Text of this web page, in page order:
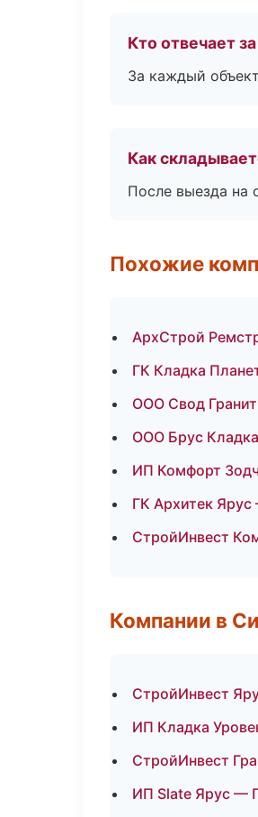
Кто отвечает
За каждый
Как
После выезда на
Похожие
АрхСтрой
ГК Кладка
ООО Свод
ООО Брус
ИП Комфорт
ГК Архитек
СтройИнвест
Компании в
СтройИнвест
ИП Кладка
СтройИнвест
ИП Slate Ярус —